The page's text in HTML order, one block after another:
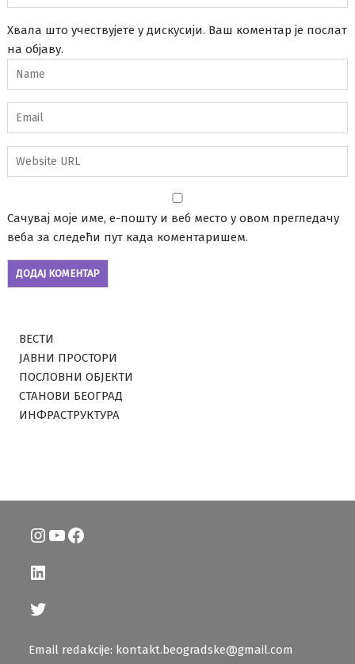
Хвала што учествујете у дискусији. Ваш коментар је послат
на објаву.
Сачувај моје име, е-пошту и веб место у овом прегледачу
веба за следећи пут када коментаришем.
ВЕСТИ
ЈАВНИ ПРОСТОРИ
ПОСЛОВНИ ОБЈЕКТИ
СТАНОВИ БЕОГРАД
ИНФРАСТРУКТУРА
Instagram
YouTube
Facebook
LinkedIn
Twitter
Email redakcije: kontakt.beogradske@gmail.com